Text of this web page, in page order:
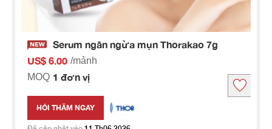
Serum ngăn ngừa mụn Thorakao 7g
US$ 6.00 /mảnh
MOQ 1 đơn vị
HỎI THĂM NGAY